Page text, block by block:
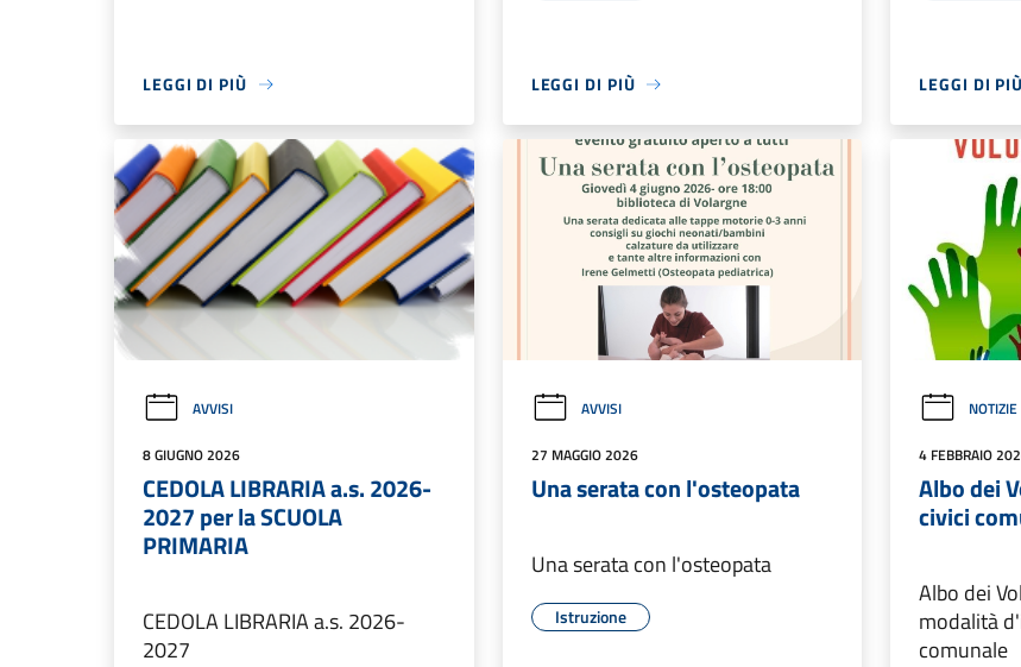
LEGGI DI PIÙ LEGGI DI PIÙ LEGGI DI PIÙ
AVVISI
8 GIUGNO 2026
CEDOLA LIBRARIA a.s. 2026-
2027 per la SCUOLA
PRIMARIA
CEDOLA LIBRARIA a.s. 2026-
2027
AVVISI
27 MAGGIO 2026
Una serata con l'osteopata
Una serata con l'osteopata
Istruzione
NOTIZIE
4 FEBBRAIO
Albo dei
civici
Albo dei
modalità
comunale